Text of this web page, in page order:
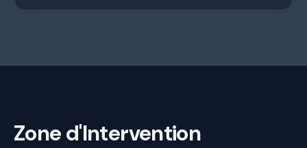
Zone d'Intervention